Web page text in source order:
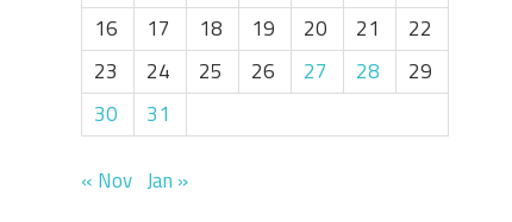
16
17 18 19 20 21
22
23
24 25 26 27 28
29
30
31
« Nov Jan »